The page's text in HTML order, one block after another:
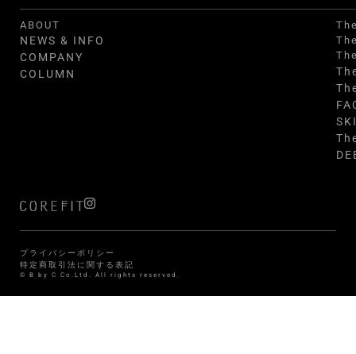
ABOUT
NEWS & INFO
COMPANY
COLUMN
© B by C Co.Ltd. All rights reserved.
プライバシーポリシー
特定商取引法に関する表記